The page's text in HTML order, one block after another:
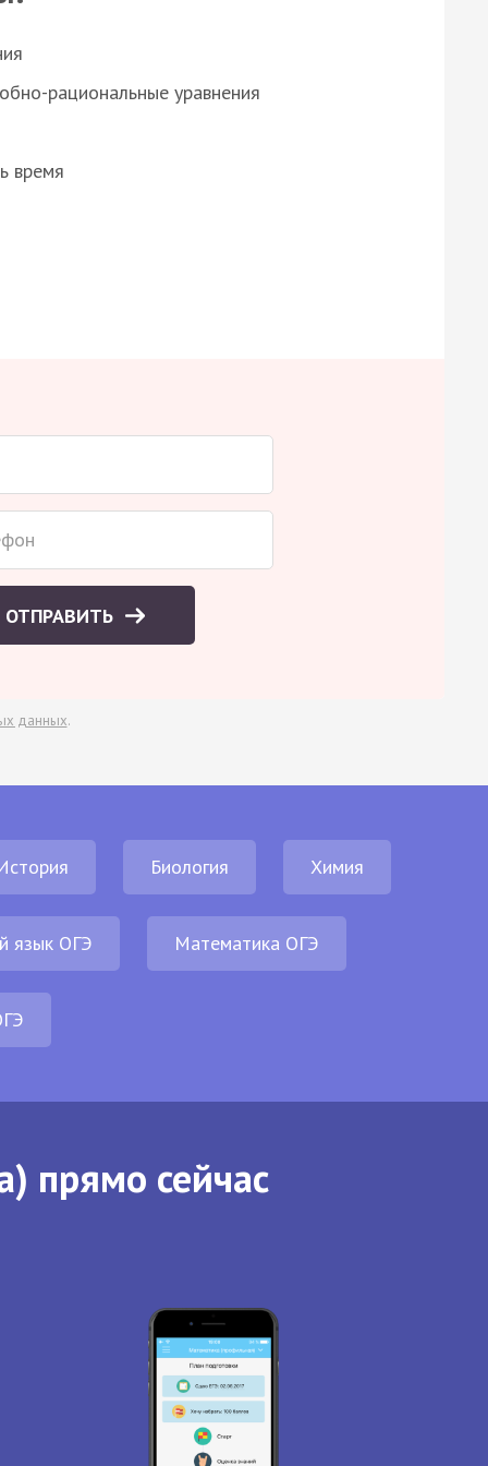
рациональные уравнения
время
ОТПРАВИТЬ
данных.
Биология Химия
язык ОГЭ Математика ОГЭ
прямо сейчас